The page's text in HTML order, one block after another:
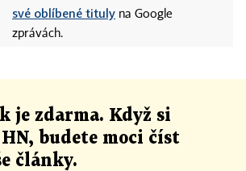
své oblíbené tituly na Google
zprávách.
je zdarma. Když si
budete moci číst
články.